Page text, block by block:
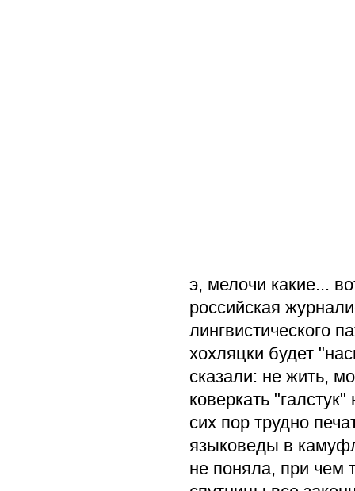
э, мелочи какие...
российская
лингвистического
хохляцки будет
сказали: не жить,
коверкать
сих пор трудно
языковеды в
не поняла, при чем